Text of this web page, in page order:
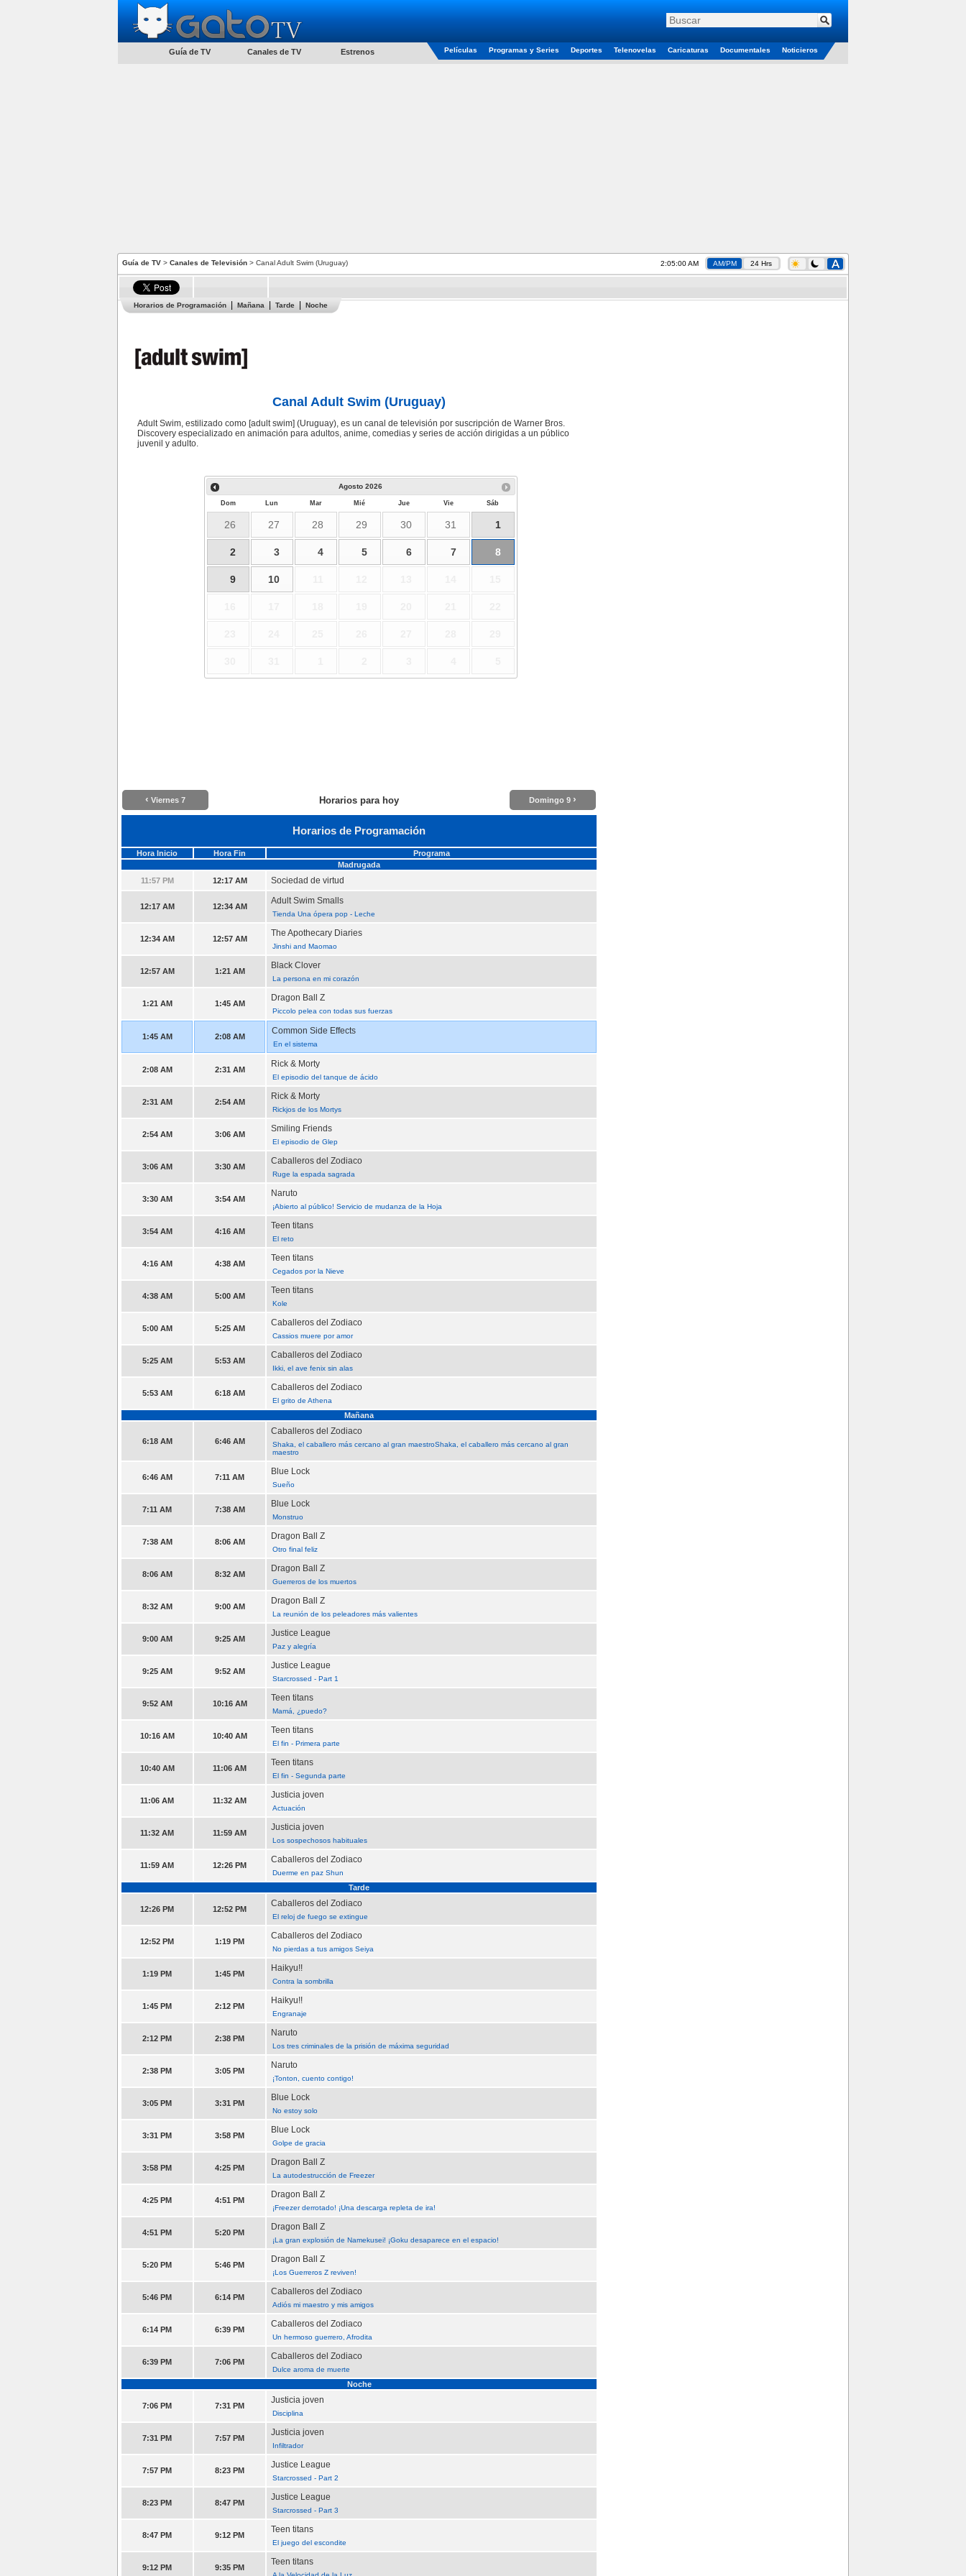
Guía de TV Canales de TV Estrenos Películas Programas y Series Deportes Telenovelas Caricaturas Documentales Noticieros
Guía de TV > Canales de Televisión > Canal Adult Swim (Uruguay) 2:05:01 AM AM/PM 24 Hrs
Horarios de Programación Mañana Tarde Noche
Canal Adult Swim (Uruguay)
Adult Swim, estilizado como [adult swim] (Uruguay), es un canal de televisión por suscripción de Warner Bros.
Discovery especializado en animación para adultos, anime, comedias y series de acción dirigidas a un público
juvenil y adulto.
Agosto 2026
Dom Lun Mar Mié Jue Vie Sáb
26 27 28 29 30 31 1
2 3 4 5 6 7 8
9 10
‹ Viernes 7 Horarios para hoy Domingo 9 ›
Horarios de Programación
Hora Inicio Hora Fin
Programa
Madrugada
11:57 PM
12:17 AM Sociedad de virtud
12:17 AM 12:34 AM
Adult Swim Smalls
Tienda Una ópera pop - Leche
12:34 AM 12:57 AM
The Apothecary Diaries
Jinshi and Maomao
12:57 AM 1:21 AM
Black Clover
La persona en mi corazón
1:21 AM 1:45 AM
Dragon Ball Z
Piccolo pelea con todas sus fuerzas
1:45 AM 2:08 AM
Common Side Effects
En el sistema
2:08 AM 2:31 AM
Rick & Morty
El episodio del tanque de ácido
2:31 AM 2:54 AM
Rick & Morty
Rickjos de los Mortys
2:54 AM 3:06 AM
Smiling Friends
El episodio de Glep
3:06 AM 3:30 AM
Caballeros del Zodiaco
Ruge la espada sagrada
3:30 AM 3:54 AM
Naruto
¡Abierto al público! Servicio de mudanza de la Hoja
3:54 AM 4:16 AM
Teen titans
El reto
4:16 AM 4:38 AM
Teen titans
Cegados por la Nieve
4:38 AM 5:00 AM
Teen titans
Kole
5:00 AM 5:25 AM
Caballeros del Zodiaco
Cassios muere por amor
5:25 AM 5:53 AM
Caballeros del Zodiaco
Ikki, el ave fenix sin alas
5:53 AM 6:18 AM
Caballeros del Zodiaco
El grito de Athena
Mañana
6:18 AM 6:46 AM
Caballeros del Zodiaco
Shaka, el caballero más cercano al gran maestroShaka, el caballero más cercano al gran
maestro
6:46 AM 7:11 AM
Blue Lock
Sueño
7:11 AM 7:38 AM
Blue Lock
Monstruo
7:38 AM 8:06 AM
Dragon Ball Z
Otro final feliz
8:06 AM 8:32 AM
Dragon Ball Z
Guerreros de los muertos
8:32 AM 9:00 AM
Dragon Ball Z
La reunión de los peleadores más valientes
9:00 AM 9:25 AM
Justice League
Paz y alegría
9:25 AM 9:52 AM
Justice League
Starcrossed - Part 1
9:52 AM 10:16 AM
Teen titans
Mamá, ¿puedo?
10:16 AM 10:40 AM
Teen titans
El fin - Primera parte
10:40 AM 11:06 AM
Teen titans
El fin - Segunda parte
11:06 AM 11:32 AM
Justicia joven
Actuación
11:32 AM 11:59 AM
Justicia joven
Los sospechosos habituales
11:59 AM 12:26 PM
Caballeros del Zodiaco
Duerme en paz Shun
Tarde
12:26 PM 12:52 PM
Caballeros del Zodiaco
El reloj de fuego se extingue
12:52 PM 1:19 PM
Caballeros del Zodiaco
No pierdas a tus amigos Seiya
1:19 PM 1:45 PM
Haikyu!!
Contra la sombrilla
1:45 PM 2:12 PM
Haikyu!!
Engranaje
2:12 PM 2:38 PM
Naruto
Los tres criminales de la prisión de máxima seguridad
2:38 PM 3:05 PM
Naruto
¡Tonton, cuento contigo!
3:05 PM 3:31 PM
Blue Lock
No estoy solo
3:31 PM 3:58 PM
Blue Lock
Golpe de gracia
3:58 PM 4:25 PM
Dragon Ball Z
La autodestrucción de Freezer
4:25 PM 4:51 PM
Dragon Ball Z
¡Freezer derrotado! ¡Una descarga repleta de ira!
4:51 PM 5:20 PM
Dragon Ball Z
¡La gran explosión de Namekusei! ¡Goku desaparece en el espacio!
5:20 PM 5:46 PM
Dragon Ball Z
¡Los Guerreros Z reviven!
5:46 PM 6:14 PM
Caballeros del Zodiaco
Adiós mi maestro y mis amigos
6:14 PM 6:39 PM
Caballeros del Zodiaco
Un hermoso guerrero, Afrodita
6:39 PM 7:06 PM
Caballeros del Zodiaco
Dulce aroma de muerte
Noche
7:06 PM 7:31 PM
Justicia joven
Disciplina
7:31 PM 7:57 PM
Justicia joven
Infiltrador
7:57 PM 8:23 PM
Justice League
Starcrossed - Part 2
8:23 PM 8:47 PM
Justice League
Starcrossed - Part 3
8:47 PM 9:12 PM
Teen titans
El juego del escondite
9:12 PM 9:35 PM
Teen titans